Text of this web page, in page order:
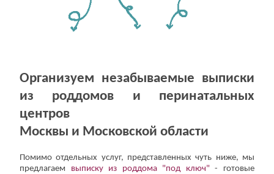
Организуем незабываемые выписки
из роддомов и перинатальных
центров
Москвы и Московской области
Помимо отдельных услуг, представленных чуть ниже, мы
предлагаем выписку из роддома "под ключ" - готовые